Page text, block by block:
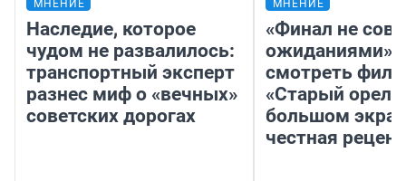
МНЕНИЕ
Наследие, которое
чудом не развалилось:
транспортный эксперт
разнес миф о «вечных»
советских дорогах
МНЕНИЕ
«Финал не
ожиданиями»:
смотреть
«Старый орел»
большом
честная